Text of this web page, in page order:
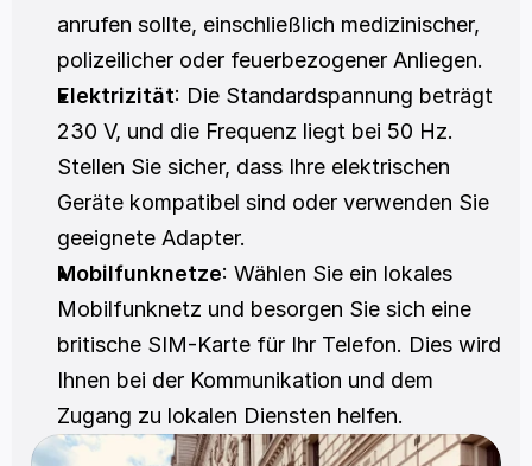
anrufen sollte, einschließlich medizinischer,
polizeilicher oder feuerbezogener Anliegen.
Elektrizität: Die Standardspannung beträgt
230 V, und die Frequenz liegt bei 50 Hz.
Stellen Sie sicher, dass Ihre elektrischen
Geräte kompatibel sind oder verwenden Sie
geeignete Adapter.
Mobilfunknetze: Wählen Sie ein lokales
Mobilfunknetz und besorgen Sie sich eine
britische SIM-Karte für Ihr Telefon. Dies wird
Ihnen bei der Kommunikation und dem
Zugang zu lokalen Diensten helfen.